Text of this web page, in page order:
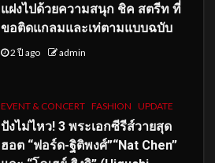
แฝงไปด้วยความสนุก ชิค สตรีท ที่
ขอติดแกลมและเท่ตามแบบฉบับ
2 ปี ago admin
EVENT & CONCERT FASHION UPDATE
ปังไม่ไหว! 3 พระเอกซีรีส์วายสุด
ฮอต “ฟอร์ด-ฐิติพงศ์”“Nat Chen”